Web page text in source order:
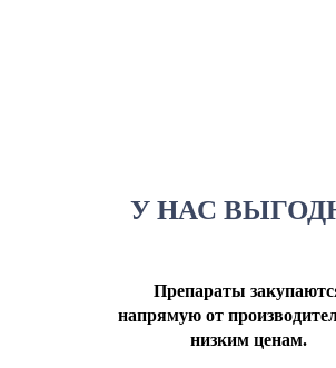
У НАС
Препараты
напрямую от
низким ценам.